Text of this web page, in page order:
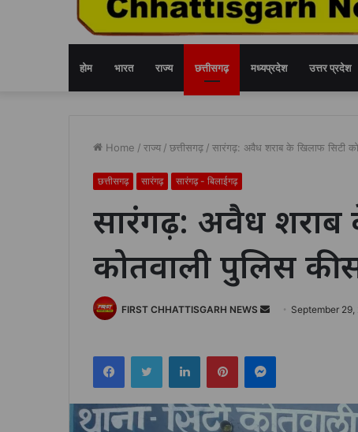
होम भारत राज्य छत्तीसगढ़ मध्यप्रदेश उत्तर प्रदेश
Home / राज्य / छत्तीसगढ़ / सारंगढ़: अवैध शराब के खिलाफ सिटी
छत्तीसगढ़ सारंगढ़ सारंगढ़ - बिलाईगढ़
सारंगढ़: अवैध शराब
कोतवाली पुलिस की
FIRST CHHATTISGARH NEWS
Send September 29,
FacebookTwitter LinkedInPinterestMessenger